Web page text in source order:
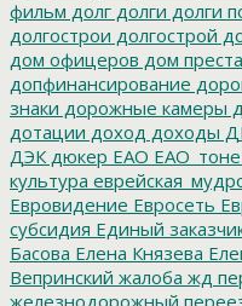
фильм долг долги долги
долгострои долгострой
дом офицеров дом
допфинансирование
знаки дорожные камеры
дотации доход доходы
ДЭК дюкер ЕАО
культура
Евровидение Евросеть
субсидия Единый
Басова Елена Князева
Вепринский жалоба жд
железнодорожный